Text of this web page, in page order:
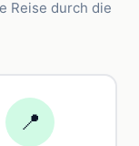
Reise durch die
📍